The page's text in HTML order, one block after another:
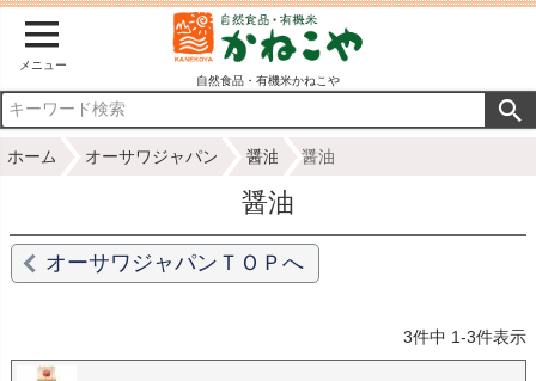
メニュー
自然食品・有機米かねこや
ホーム オーサワジャパン 醤油 醤油
醤油
オーサワジャパンＴＯＰへ
3件中 1-3件表示